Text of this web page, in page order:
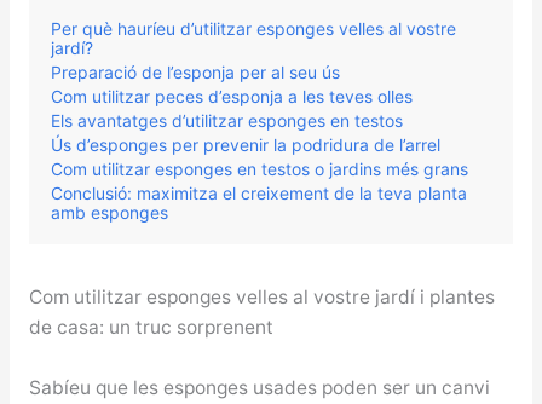
Per què hauríeu d’utilitzar esponges velles al vostre
jardí?
Preparació de l’esponja per al seu ús
Com utilitzar peces d’esponja a les teves olles
Els avantatges d’utilitzar esponges en testos
Ús d’esponges per prevenir la podridura de l’arrel
Com utilitzar esponges en testos o jardins més grans
Conclusió: maximitza el creixement de la teva planta
amb esponges
Com utilitzar esponges velles al vostre jardí i plantes
de casa: un truc sorprenent
Sabíeu que les esponges usades poden ser un canvi